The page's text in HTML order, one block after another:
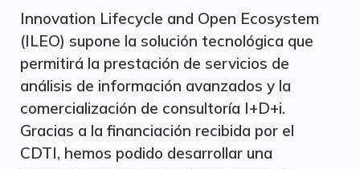
Innovation Lifecycle and Open Ecosystem
(ILEO) supone la solución tecnológica que
permitirá la prestación de servicios de
análisis de información avanzados y la
comercialización de consultoría I+D+i.
Gracias a la financiación recibida por el
CDTI, hemos podido desarrollar una